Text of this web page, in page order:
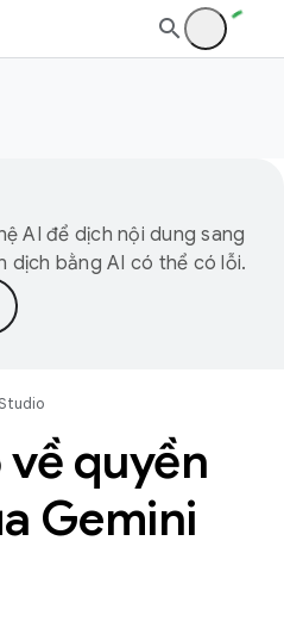
AI để dịch nội dung sang
dịch bằng AI có thể có lỗi.
quyền
Gemini